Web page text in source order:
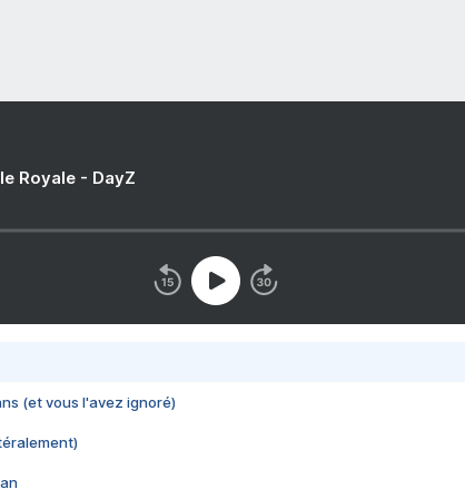
Royale - DayZ
(et vous l'avez ignoré)